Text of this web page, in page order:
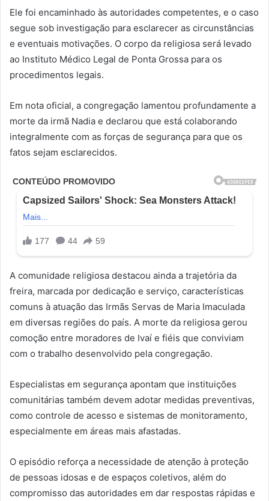
Ele foi encaminhado às autoridades competentes, e o caso
segue sob investigação para esclarecer as circunstâncias
e eventuais motivações. O corpo da religiosa será levado
ao Instituto Médico Legal de Ponta Grossa para os
procedimentos legais.
Em nota oficial, a congregação lamentou profundamente a
morte da irmã Nadia e declarou que está colaborando
integralmente com as forças de segurança para que os
fatos sejam esclarecidos.
A comunidade religiosa destacou ainda a trajetória da
freira, marcada por dedicação e serviço, características
comuns à atuação das Irmãs Servas de Maria Imaculada
em diversas regiões do país. A morte da religiosa gerou
comoção entre moradores de Ivaí e fiéis que conviviam
com o trabalho desenvolvido pela congregação.
Especialistas em segurança apontam que instituições
comunitárias também devem adotar medidas preventivas,
como controle de acesso e sistemas de monitoramento,
especialmente em áreas mais afastadas.
O episódio reforça a necessidade de atenção à proteção
de pessoas idosas e de espaços coletivos, além do
compromisso das autoridades em dar respostas rápidas e